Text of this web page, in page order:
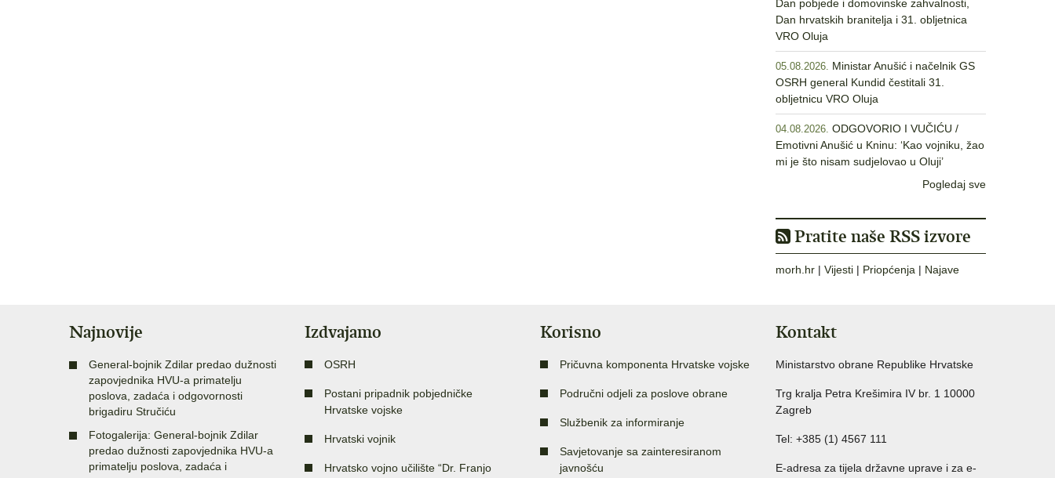
Dan pobjede i domovinske zahvalnosti,
Dan hrvatskih branitelja i 31. obljetnica
VRO Oluja
05.08.2026. Ministar Anušić i načelnik GS
OSRH general Kundid čestitali 31.
obljetnicu VRO Oluja
04.08.2026. ODGOVORIO I VUČIĆU /
Emotivni Anušić u Kninu: ‘Kao vojniku, žao
mi je što nisam sudjelovao u Oluji’
Pogledaj sve
Pratite naše RSS izvore
morh.hr | Vijesti | Priopćenja | Najave
Najnovije
General-bojnik Zdilar predao dužnosti
zapovjednika HVU-a primatelju
poslova, zadaća i odgovornosti
brigadiru Stručiću
Fotogalerija: General-bojnik Zdilar
predao dužnosti zapovjednika HVU-a
primatelju poslova, zadaća i
Izdvajamo
OSRH
Postani pripadnik pobjedničke
Hrvatske vojske
Hrvatski vojnik
Hrvatsko vojno učilište “Dr. Franjo
Korisno
Pričuvna komponenta Hrvatske vojske
Područni odjeli za poslove obrane
Službenik za informiranje
Savjetovanje sa zainteresiranom
javnošću
Kontakt
Ministarstvo obrane Republike Hrvatske
Trg kralja Petra Krešimira IV br. 1 10000
Zagreb
Tel: +385 (1) 4567 111
E-adresa za tijela državne uprave i za e-